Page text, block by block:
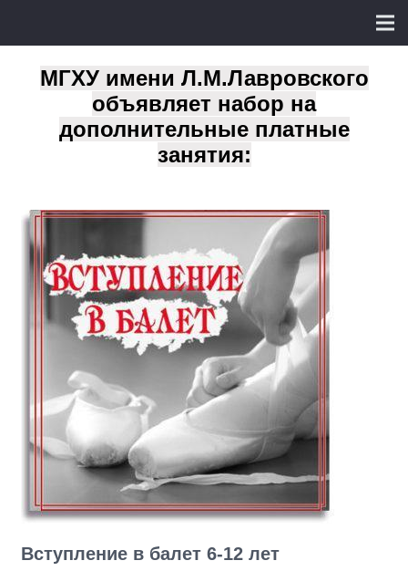
МГХУ имени Л.М.Лавровского
объявляет набор на
дополнительные платные
занятия:
Вступление в балет 6-12 лет